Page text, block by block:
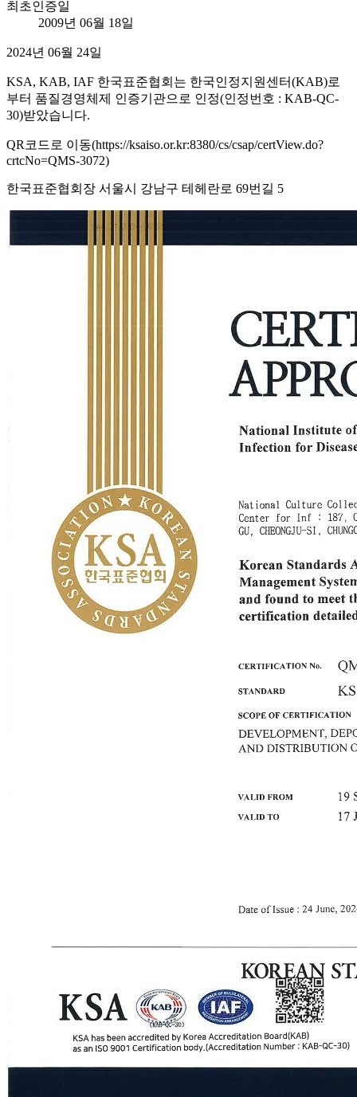
최초인증일
2009년 06월 18일
2024년 06월 24일
KSA, KAB, IAF 한국표준협회는 한국인정지원센터(KAB)로
부터 품질경영체제 인증기관으로 인정(인정번호 : KAB-QC-
30)받았습니다.
QR코드로 이동(https://ksaiso.or.kr:8380/cs/csap/certView.do?
crtcNo=QMS-3072)
한국표준협회장 서울시 강남구 테헤란로 69번길 5